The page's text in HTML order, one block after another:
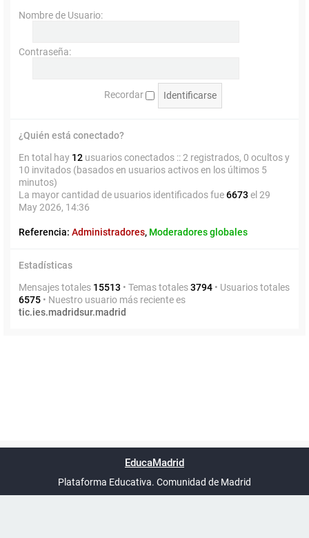
Nombre de Usuario:
Contraseña:
Recordar
¿Quién está conectado?
En total hay 12 usuarios conectados :: 2 registrados, 0 ocultos y
10 invitados (basados en usuarios activos en los últimos 5
minutos)
La mayor cantidad de usuarios identificados fue6673 el 29
May 2026, 14:36
Referencia: Administradores, Moderadores globales
Estadísticas
Mensajes totales 15513 • Temas totales3794 • Usuarios totales
6575 • Nuestro usuario más reciente es
tic.ies.madridsur.madrid
UTC+02:00
phpBB España
EducaMadrid
Plataforma Educativa. Comunidad de Madrid